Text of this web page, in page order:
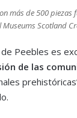
más de 500 piezas
Museums Scotland
Peebles es
de las